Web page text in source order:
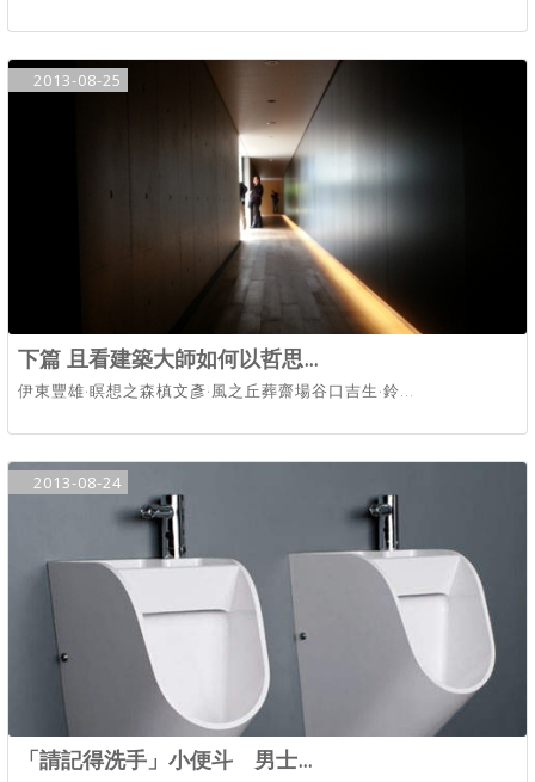
2013-08-25
下篇 且看建築大師如何以哲思...
伊東豐雄‧瞑想之森槙文彥‧風之丘葬齋場谷口吉生‧鈴...
2013-08-24
「請記得洗手」小便斗 男士...